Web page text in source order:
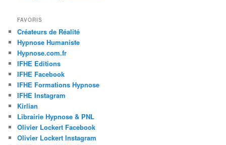
FAVORIS
Créateurs de Réalité
Hypnose Humaniste
Hypnose.com.fr
IFHE Editions
IFHE Facebook
IFHE Formations Hypnose
IFHE Instagram
Kirlian
Librairie Hypnose & PNL
Olivier Lockert Facebook
Olivier Lockert Instagram